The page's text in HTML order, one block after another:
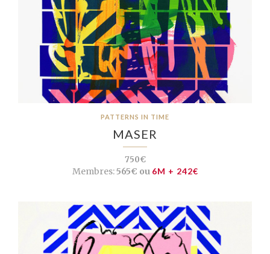
PATTERNS IN TIME
MASER
750€
Membres:565€ ou 6M + 242€